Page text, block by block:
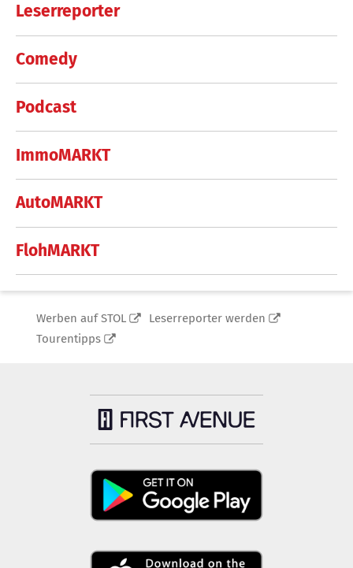
Leserreporter
Comedy
Podcast
ImmoMARKT
AutoMARKT
FlohMARKT
Werben auf STOL
Leserreporter werden
Tourentipps